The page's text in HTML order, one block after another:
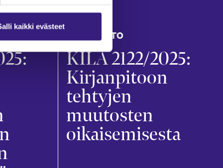
kaikki evästeet
KIRJANPITO
KILA 2122/2025:
Kirjanpitoon
tehtyjen
muutosten
oikaisemisesta